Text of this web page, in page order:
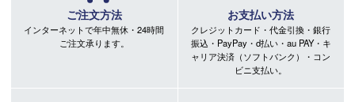
ご注文方法
インターネットで年中無休・24時間
ご注文承ります。
お支払い方法
クレジットカード・代金引換・銀行
振込・PayPay・d払い・au PAY・キ
ャリア決済（ソフトバンク）・コン
ビニ支払い。